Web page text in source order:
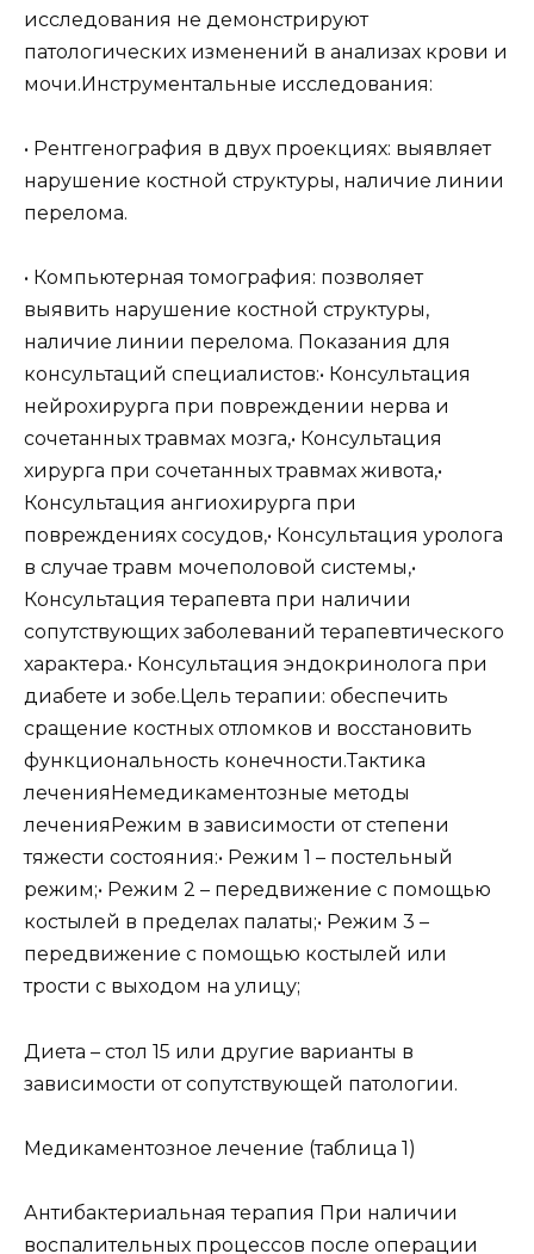
исследования не демонстрируют
патологических изменений в анализах крови и
мочи.Инструментальные исследования:
• Рентгенография в двух проекциях: выявляет
нарушение костной структуры, наличие линии
перелома.
• Компьютерная томография: позволяет
выявить нарушение костной структуры,
наличие линии перелома. Показания для
консультаций специалистов:• Консультация
нейрохирурга при повреждении нерва и
сочетанных травмах мозга,• Консультация
хирурга при сочетанных травмах живота,•
Консультация ангиохирурга при
повреждениях сосудов,• Консультация уролога
в случае травм мочеполовой системы,•
Консультация терапевта при наличии
сопутствующих заболеваний терапевтического
характера.• Консультация эндокринолога при
диабете и зобе.Цель терапии: обеспечить
сращение костных отломков и восстановить
функциональность конечности.Тактика
леченияНемедикаментозные методы
леченияРежим в зависимости от степени
тяжести состояния:• Режим 1 – постельный
режим;• Режим 2 – передвижение с помощью
костылей в пределах палаты;• Режим 3 –
передвижение с помощью костылей или
трости с выходом на улицу;
Диета – стол 15 или другие варианты в
зависимости от сопутствующей патологии.
Медикаментозное лечение (таблица 1)
Антибактериальная терапия При наличии
воспалительных процессов после операции